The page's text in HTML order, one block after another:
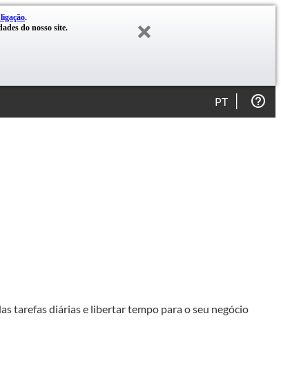
.
do nosso site.
PT
tarefas diárias e libertar tempo para o seu negócio